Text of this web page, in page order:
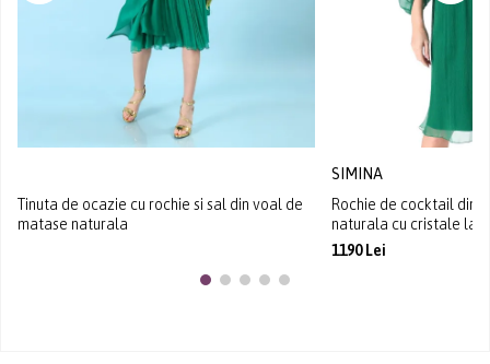
Tinuta de ocazie cu rochie si sal din voal de
matase naturala
SIMINA
Rochie de cocktail din
naturala cu cristale la
1190 Lei